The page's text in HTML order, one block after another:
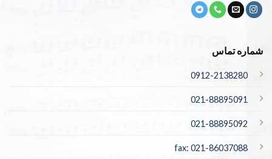
شماره تماس
0912-2138280
021-88895091
021-88895092
fax: 021-86037088